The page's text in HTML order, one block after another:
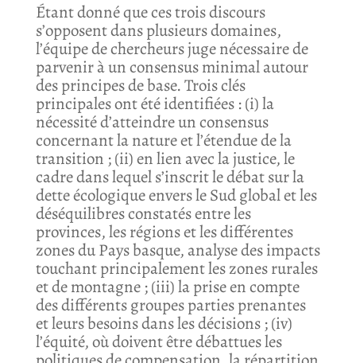
Étant donné que ces trois discours
s’opposent dans plusieurs domaines,
l’équipe de chercheurs juge nécessaire de
parvenir à un consensus minimal autour
des principes de base. Trois clés
principales ont été identifiées : (i) la
nécessité d’atteindre un consensus
concernant la nature et l’étendue de la
transition ; (ii) en lien avec la justice, le
cadre dans lequel s’inscrit le débat sur la
dette écologique envers le Sud global et les
déséquilibres constatés entre les
provinces, les régions et les différentes
zones du Pays basque, analyse des impacts
touchant principalement les zones rurales
et de montagne ; (iii) la prise en compte
des différents groupes parties prenantes
et leurs besoins dans les décisions ; (iv)
l’équité, où doivent être débattues les